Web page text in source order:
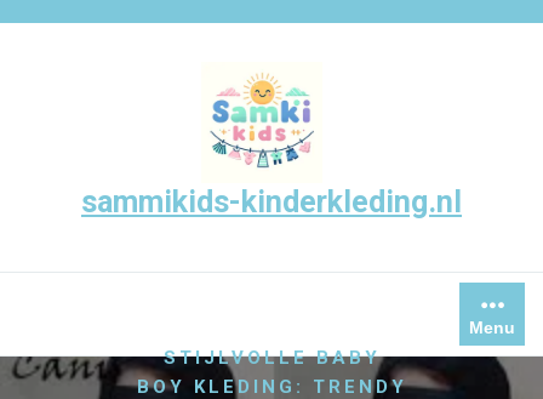
sammikids-kinderkleding.nl
Menu
STIJLVOLLE BABY
BOY KLEDING: TRENDY